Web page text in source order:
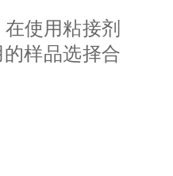
使用粘接剂
样品选择合